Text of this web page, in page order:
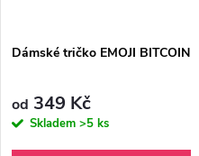
Dámské tričko EMOJI BITCOIN
od 349 Kč
Skladem >5 ks